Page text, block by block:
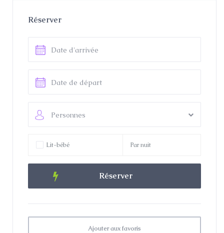
du musée du Louvre ainsi que le célèbre quartier du
Cet appartement comprend :
2 chambres avec lit queen size, 1 chambre de 2 lits simple
140X200 avec un vrai matelas confortable donnant sur une
cuisine américaine entièrement équipé et d’un coin pour se
restaurer.
Une salle de bain avec grande douche à l’italienne et un
Tout juste rénové intégralement et décoré avec soin, ce
de toutes ces activités.
Réserver
Personnes
Lit-bébé Par nuit
Ajouter aux favoris